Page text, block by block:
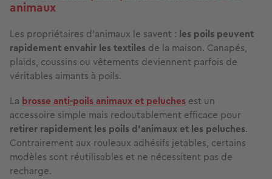
animaux
Les propriétaires d’animaux le savent : les poils peuvent
rapidement envahir les textiles de la maison. Canapés,
plaids, coussins ou vêtements deviennent parfois de
véritables aimants à poils.
La brosse anti-poils animaux et peluches est un
accessoire simple mais redoutablement efficace pour
retirer rapidement les poils d’animaux et les peluches.
Contrairement aux rouleaux adhésifs jetables, certains
modèles sont réutilisables et ne nécessitent pas de
recharge.